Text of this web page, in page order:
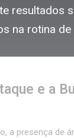
resultados
na rotina
e a
a presença de